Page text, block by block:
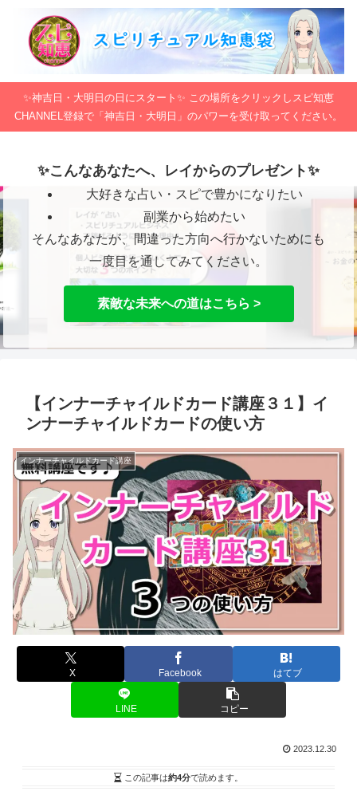
✨神吉日・大明日の日にスタート✨ この場所をクリックしスピ知恵
CHANNEL登録で「神吉日・大明日」のパワーを受け取ってください。
✨こんなあなたへ、レイからのプレゼント✨
大好きな占い・スピで豊かになりたい
副業から始めたい
そんなあなたが、間違った方向へ行かないためにも
一度目を通してみてください。
素敵な未来への道はこちら >
【インナーチャイルドカード講座３１】イ
ンナーチャイルドカードの使い方
インナーチャイルドカード講座
X Facebook はてブ
LINE コピー
2023.12.30
この記事は約4分で読めます。